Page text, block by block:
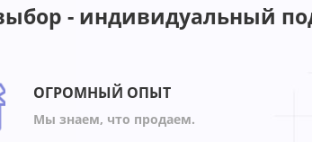
- индивидуальный
ОГРОМНЫЙ ОПЫТ
Мы знаем, что продаем.